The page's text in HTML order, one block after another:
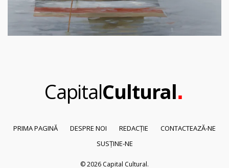
CapitalCultural.
PRIMA PAGINĂ DESPRE NOI REDACȚIE
CONTACTEAZĂ-NE
SUSȚINE-NE
© 2026 Capital Cultural.